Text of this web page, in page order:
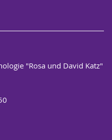
"Rosa und David Katz"